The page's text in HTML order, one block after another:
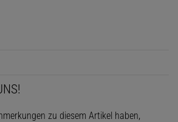
zu diesem Artikel haben,